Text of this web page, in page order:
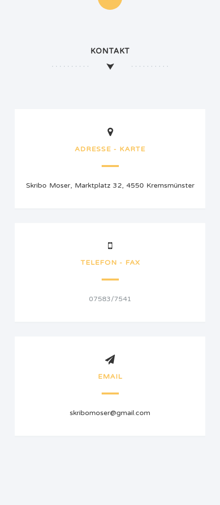
KONTAKT
ADRESSE - KARTE
Skribo Moser, Marktplatz 32, 4550 Kremsmünster
TELEFON - FAX
07583/7541
EMAIL
skribomoser@gmail.com